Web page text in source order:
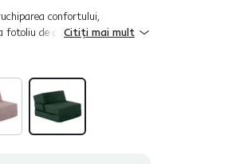
confortului,
de dimensiuni normale
Citiți mai mult